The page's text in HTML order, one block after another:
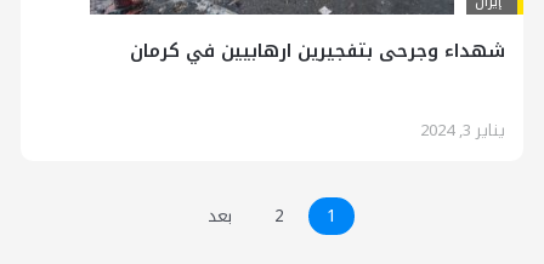
شهداء وجرحى بتفجيرين ارهابيين في كرمان
يناير 3, 2024
1
2 بعد